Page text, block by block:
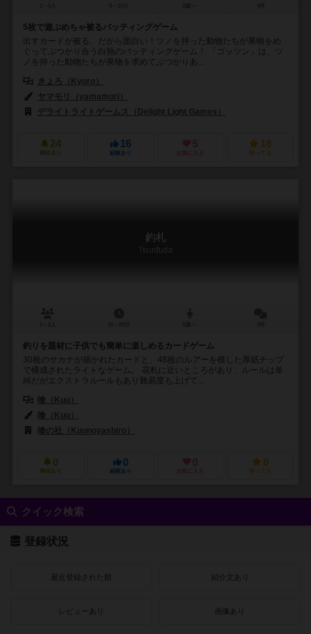
5枚で遊ぶめちゃ被るバッティングゲーム
出すカードが被る、だから面白い！ツノを持った動物たちが果物をめ
ぐってぶつかり合う白熱のバッティングゲーム！ 「ゴッツン」は、ツ
ノを持った動物たちが果物を求めてぶつかりあ...
きょろ（Kyoro）
ヤマモリ（yamamori）
デライトライトゲームス（Delight Light Games）
24
興味あり
16
経験あり
5
お気に入り
18
持ってる
釣札
Tsurifuda
釣りを題材に子供でも簡単に楽しめるカードゲーム
30枚のサカナが描かれたカードと、48枚のルアーを模した厚紙チップ
で構成されたライトなゲーム。 花札に近いところがあり、ルールは単
純だがエクストラルールもあり難易度も上げて...
喰（Kuu）
喰（Kuu）
喰の社（Kuunoyashiro）
0
興味あり
0
経験あり
0
お気に入り
0
持ってる
クイック検索
登録状況
最近登録された順 紹介文あり
レビューあり 画像あり